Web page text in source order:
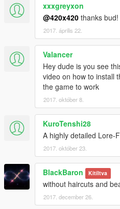
xxxgreyxon
@420x420 thanks bud!
2017. április 22.
Valancer
Hey dude is you see
video on how to install
the game to work
2017. október 8.
KuroTenshi28
A highly detailed Lore-
2017. október 23.
BlackBaron Kitíltva
without haircuts and
2017. december 26.